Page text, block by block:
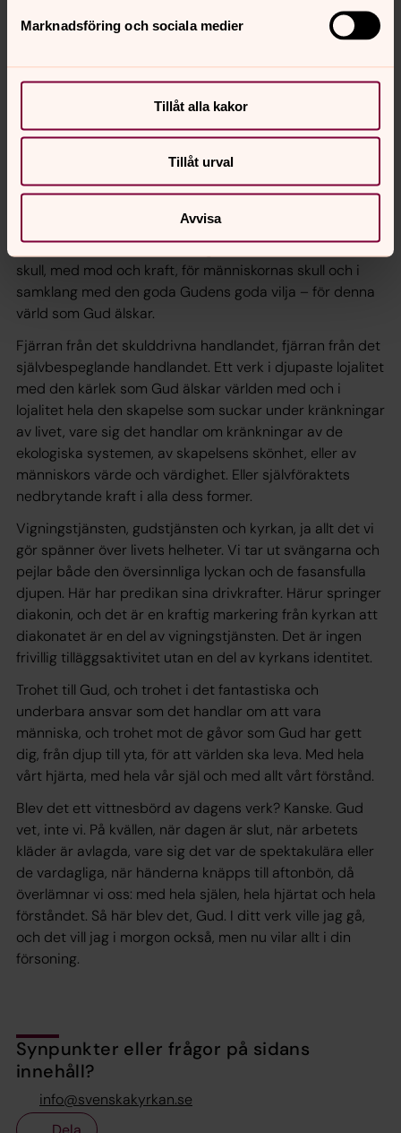
Marknadsföring och sociala medier
Tillåt alla kakor
Tillåt urval
Avvisa
bakgrunden? Är syftet att pynta oss själva eller att prisa
Till och med Jesus var noga med att påpeka att det han
gjorde, det kom från Gud själv, och det var i detta som
vittnesbördet låg. Inte i det sprakande blosset eller det
Kanske är det här som era valspråk möts, på svenska:
blicken som vänds mot djupet och blicken som vänds till
medmänniskan. Inte för vår egen skull utan för världens
skull, med mod och kraft, för människornas skull och i
samklang med den goda Gudens goda vilja – för denna
värld som Gud älskar.
Fjärran från det skulddrivna handlandet, fjärran från det
självbespeglande handlandet. Ett verk i djupaste lojalitet
med den kärlek som Gud älskar världen med och i
lojalitet hela den skapelse som suckar under kränkningar
av livet, vare sig det handlar om kränkningar av de
ekologiska systemen, av skapelsens skönhet, eller av
människors värde och värdighet. Eller självföraktets
nedbrytande kraft i alla dess former.
Vigningstjänsten, gudstjänsten och kyrkan, ja allt det vi
gör spänner över livets helheter. Vi tar ut svängarna och
pejlar både den översinnliga lyckan och de fasansfulla
djupen. Här har predikan sina drivkrafter. Härur springer
diakonin, och det är en kraftig markering från kyrkan att
diakonatet är en del av vigningstjänsten. Det är ingen
frivillig tilläggsaktivitet utan en del av kyrkans identitet.
Trohet till Gud, och trohet i det fantastiska och
underbara ansvar som det handlar om att vara
människa, och trohet mot de gåvor som Gud har gett
dig, från djup till yta, för att världen ska leva. Med hela
vårt hjärta, med hela vår själ och med allt vårt förstånd.
Blev det ett vittnesbörd av dagens verk? Kanske. Gud
vet, inte vi. På kvällen, när dagen är slut, när arbetets
kläder är avlagda, vare sig det var de spektakulära eller
de vardagliga, när händerna knäpps till aftonbön, då
överlämnar vi oss: med hela själen, hela hjärtat och hela
förståndet. Så här blev det, Gud. I ditt verk ville jag gå,
och det vill jag i morgon också, men nu vilar allt i din
försoning.
Synpunkter eller frågor på sidans
innehåll?
info@svenskakyrkan.se